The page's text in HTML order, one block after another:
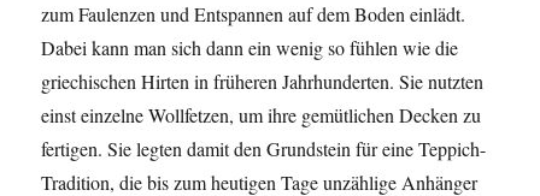
zum Faulenzen und Entspannen auf dem Boden einlädt.
Dabei kann man sich dann ein wenig so fühlen wie die
griechischen Hirten in früheren Jahrhunderten. Sie nutzten
einst einzelne Wollfetzen, um ihre gemütlichen Decken zu
fertigen. Sie legten damit den Grundstein für eine Teppich-
Tradition, die bis zum heutigen Tage unzählige Anhänger